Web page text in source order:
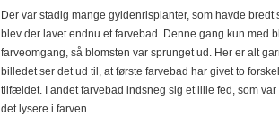
Der var stadig mange gyldenrisplanter, som havde
blev der lavet endnu et farvebad. Denne gang kun med
farveomgang, så blomsten var sprunget ud. Her er alt
billedet ser det ud til, at første farvebad har givet to
tilfældet. I andet farvebad indsneg sig et lille fed, som
det lysere i farven.